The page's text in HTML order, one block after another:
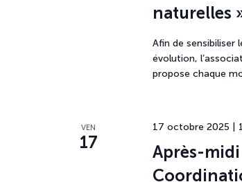
naturelles
Afin de sensibiliser
évolution,
propose chaque
VEN
17
Après-midi
17 octobre 2025 |